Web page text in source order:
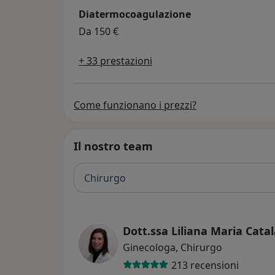
Diatermocoagulazione
Da 150 €
+ 33 prestazioni
Come funzionano i prezzi?
Il nostro team
Chirurgo
Dott.ssa Liliana Maria
Ginecologa, Chirurgo
213 recensioni